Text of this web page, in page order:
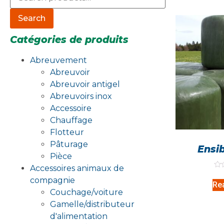
Search
Catégories de produits
Abreuvement
Abreuvoir
Abreuvoir antigel
Abreuvoirs inox
Accessoire
Chauffage
Flotteur
Pâturage
Pièce
Accessoires animaux de
compagnie
Couchage/voiture
Gamelle/distributeur
d'alimentation
0
out